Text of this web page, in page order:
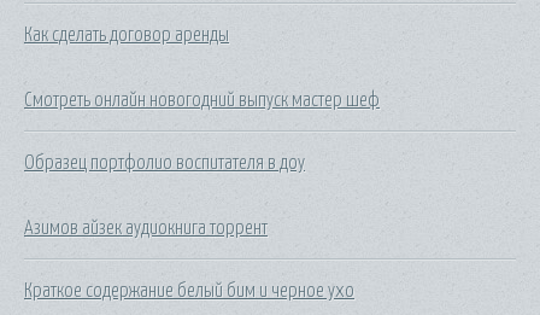
Как сделать договор аренды
Смотреть онлайн новогодний выпуск мастер шеф
Образец портфолио воспитателя в доу
Азимов айзек аудиокнига торрент
Краткое содержание белый бим и черное ухо